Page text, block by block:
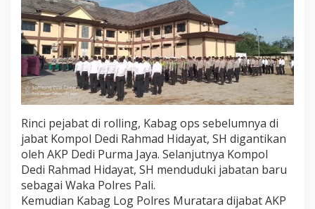
a
n
K
a
p
o
l
r
e
s
M
u
r
a
t
a
Rinci pejabat di rolling, Kabag ops sebelumnya di
jabat Kompol Dedi Rahmad Hidayat, SH digantikan
oleh AKP Dedi Purma Jaya. Selanjutnya Kompol
Dedi Rahmad Hidayat, SH menduduki jabatan baru
sebagai Waka Polres Pali.
Kemudian Kabag Log Polres Muratara dijabat AKP